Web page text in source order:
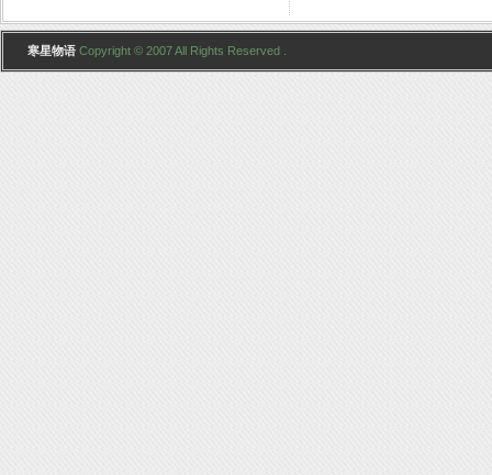
寒星物语 Copyright © 2007 All Rights Reserved .